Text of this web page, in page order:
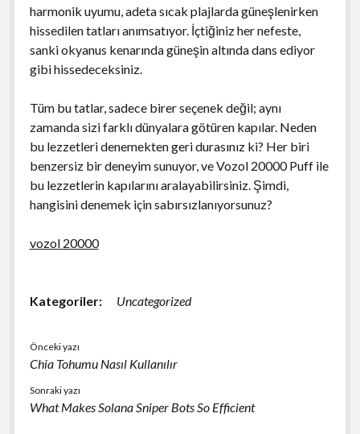
harmonik uyumu, adeta sıcak plajlarda güneşlenirken
hissedilen tatları anımsatıyor. İçtiğiniz her nefeste,
sanki okyanus kenarında güneşin altında dans ediyor
gibi hissedeceksiniz.
Tüm bu tatlar, sadece birer seçenek değil; aynı
zamanda sizi farklı dünyalara götüren kapılar. Neden
bu lezzetleri denemekten geri durasınız ki? Her biri
benzersiz bir deneyim sunuyor, ve Vozol 20000 Puff ile
bu lezzetlerin kapılarını aralayabilirsiniz. Şimdi,
hangisini denemek için sabırsızlanıyorsunuz?
vozol 20000
Kategoriler: Uncategorized
Önceki yazı
Chia Tohumu Nasıl Kullanılır
Sonraki yazı
What Makes Solana Sniper Bots So Efficient